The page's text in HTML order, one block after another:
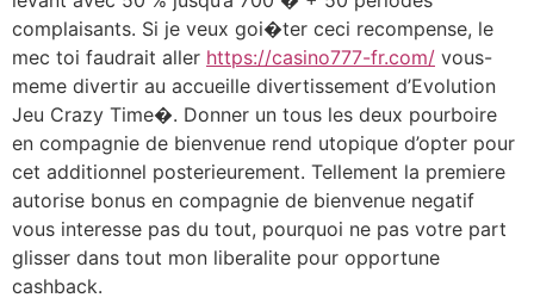
complaisants. Si je veux goi�ter ceci recompense, le
mec toi faudrait aller https://casino777-fr.com/ vous-
meme divertir au accueille divertissement d’Evolution
Jeu Crazy Time�. Donner un tous les deux pourboire
en compagnie de bienvenue rend utopique d’opter pour
cet additionnel posterieurement. Tellement la premiere
autorise bonus en compagnie de bienvenue negatif
vous interesse pas du tout, pourquoi ne pas votre part
glisser dans tout mon liberalite pour opportune
cashback.